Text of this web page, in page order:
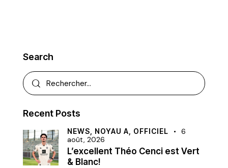
Search
Recent Posts
NEWS, NOYAU A, OFFICIEL
6
août, 2026
L’excellent Théo Cenci est Vert
& Blanc!